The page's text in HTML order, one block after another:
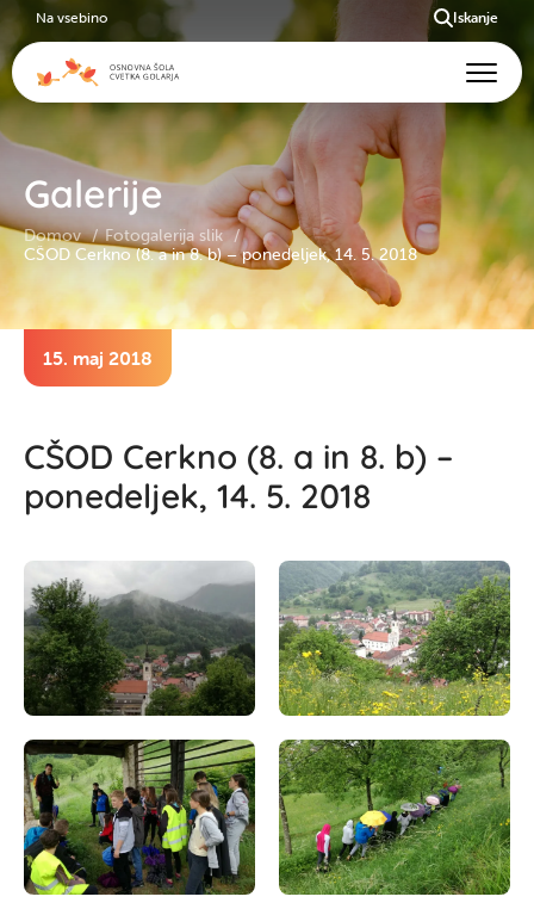
Galerije
Domov
Fotogalerija slik
CŠOD Cerkno (8. a in 8. b) – ponedeljek, 14. 5. 2018
15. maj 2018
CŠOD Cerkno (8. a in 8. b) –
ponedeljek, 14. 5. 2018
Na vsebino Iskanje